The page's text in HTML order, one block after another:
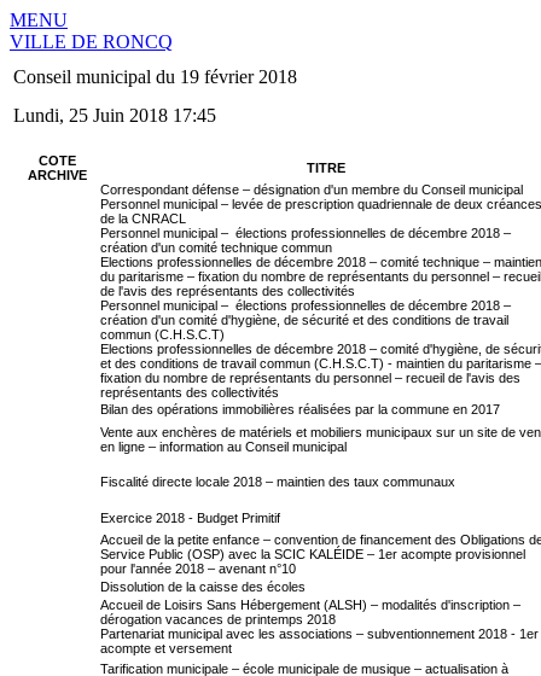
MENU
VILLE DE RONCQ
Conseil municipal du 19 février 2018
Lundi, 25 Juin 2018 17:45
COTE
ARCHIVE
TITRE
Correspondant défense – désignation d'un membre du Conseil municipal
Personnel municipal – levée de prescription quadriennale de deux créances
de la CNRACL
Personnel municipal – élections professionnelles de décembre 2018 –
création d'un comité technique commun
Elections professionnelles de décembre 2018 – comité technique – maintien
du paritarisme – fixation du nombre de représentants du personnel – recueil
de l'avis des représentants des collectivités
Personnel municipal – élections professionnelles de décembre 2018 –
création d'un comité d'hygiène, de sécurité et des conditions de travail
commun (C.H.S.C.T)
Elections professionnelles de décembre 2018 – comité d'hygiène, de
et des conditions de travail commun (C.H.S.C.T) - maintien du paritarisme –
fixation du nombre de représentants du personnel – recueil de l'avis des
représentants des collectivités
Bilan des opérations immobilières réalisées par la commune en 2017
Vente aux enchères de matériels et mobiliers municipaux sur un site de
en ligne – information au Conseil municipal
Fiscalité directe locale 2018 – maintien des taux communaux
Exercice 2018 - Budget Primitif
Accueil de la petite enfance – convention de financement des Obligations
Service Public (OSP) avec la SCIC KALÉIDE – 1er acompte provisionnel
pour l'année 2018 – avenant n°10
Dissolution de la caisse des écoles
Accueil de Loisirs Sans Hébergement (ALSH) – modalités d'inscription –
dérogation vacances de printemps 2018
Partenariat municipal avec les associations – subventionnement 2018 - 1er
acompte et versement
Tarification municipale – école municipale de musique – actualisation à